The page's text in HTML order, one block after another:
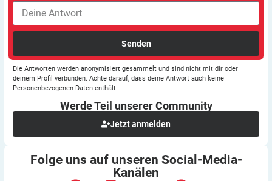
Senden
Die Antworten werden anonymisiert gesammelt und sind nicht mit dir oder
deinem Profil verbunden. Achte darauf, dass deine Antwort auch keine
Personenbezogenen Daten enthält.
Werde Teil unserer Community
Jetzt anmelden
Folge uns auf unseren Social-Media-
Kanälen